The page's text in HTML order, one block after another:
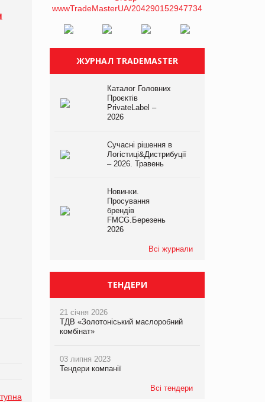
ЖУРНАЛ TRADEMASTER
Каталог Головних
Проєктів
PrivateLabel –
2026
Сучасні рішення в
Логістиці&Дистрибуції
– 2026. Травень
Новинки.
Просування
брендів
FMCG.Березень
2026
Всі журнали
ТЕНДЕРИ
21 січня 2026
ТДВ «Золотоніський маслоробний
комбінат»
03 липня 2023
Тендери компанії
Всі тендери